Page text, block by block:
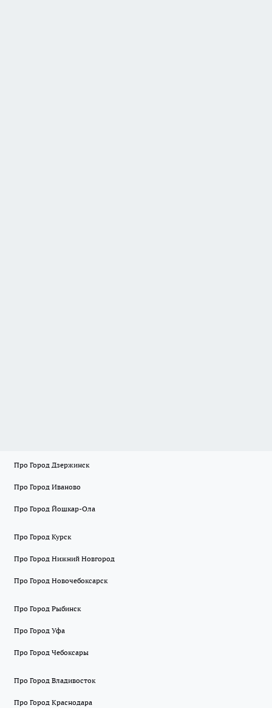
Про Город Дзержинск
Про Город Иваново
Про Город Йошкар-Ола
Про Город Курск
Про Город Нижний Новгород
Про Город Новочебоксарск
Про Город Рыбинск
Про Город Уфа
Про Город Чебоксары
Про Город Владивосток
Про Город Краснодара